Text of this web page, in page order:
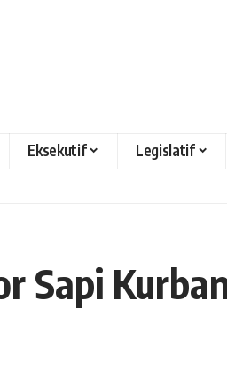
Eksekutif Legislatif
Sapi